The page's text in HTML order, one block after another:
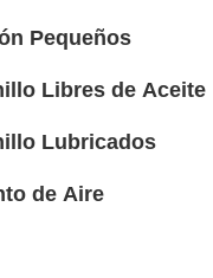
Pequeños
Libres de Aceite
Lubricados
de Aire